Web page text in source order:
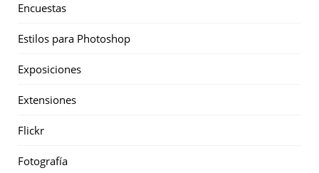
Encuestas
Estilos para Photoshop
Exposiciones
Extensiones
Flickr
Fotografía